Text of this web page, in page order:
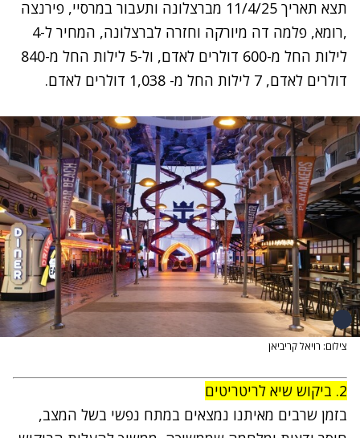
תצא תאריך 11/4/25 מברצלונה ותעבור במרסיי, פירנצה
,רומא, פלמה דה מיורקה וחזרה לברצלונה, המחיר ל-4
לילות החל מ-600 דולרים לאדם, ול-5 לילות החל מ-840
דולרים לאדם, 7 לילות החל מ- 1,038 דולרים לאדם.
צילום: רויאל קריביאן
2. ביקוש שיא לריטריטים
בזמן שרבים מאיתנו נמצאים במתח נפשי בשל המצב,